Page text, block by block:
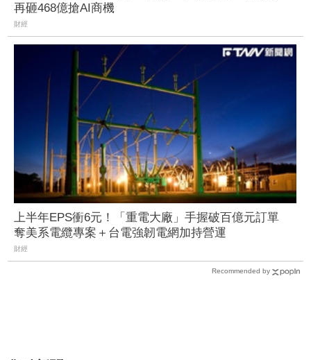
再砸468億搶AI商機
財經
上半年EPS衝6元！「重電大廠」手握破百億元訂單
奪美系電纜專案＋台電強韌電網加持營運
財經
Recommended by